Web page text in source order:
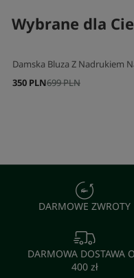
Wybrane dla
Damska Bluza Z Nadrukiem
699 PLN
350 PLN
DARMOWE ZWROTY
DARMOWA DOSTAWA
400 zł